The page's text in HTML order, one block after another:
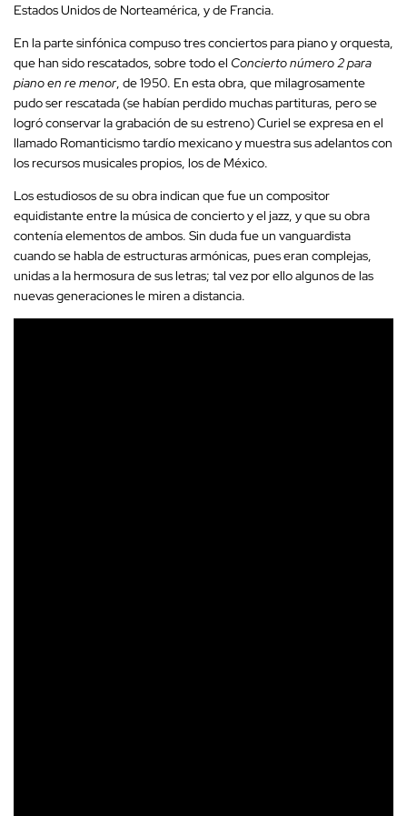
Estados Unidos de Norteamérica, y de Francia.
En la parte sinfónica compuso tres conciertos para piano y orquesta,
que han sido rescatados, sobre todo el Concierto número 2 para
piano en re menor, de 1950. En esta obra, que milagrosamente
pudo ser rescatada (se habían perdido muchas partituras, pero se
logró conservar la grabación de su estreno) Curiel se expresa en el
llamado Romanticismo tardío mexicano y muestra sus adelantos con
los recursos musicales propios, los de México.
Los estudiosos de su obra indican que fue un compositor
equidistante entre la música de concierto y el jazz, y que su obra
contenía elementos de ambos. Sin duda fue un vanguardista
cuando se habla de estructuras armónicas, pues eran complejas,
unidas a la hermosura de sus letras; tal vez por ello algunos de las
nuevas generaciones le miren a distancia.